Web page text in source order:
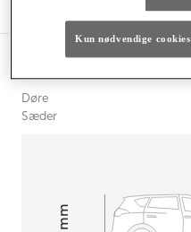
Døre
Sæder
mm
Kun nødvendige cookies